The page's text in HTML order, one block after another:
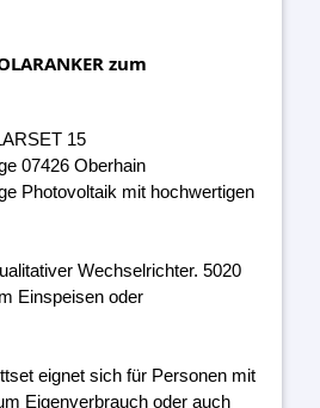
zum
15
07426 Oberhain
Photovoltaik mit hochwertigen
Wechselrichter. 5020
Einspeisen oder
eignet sich für Personen mit
Eigenverbrauch oder auch